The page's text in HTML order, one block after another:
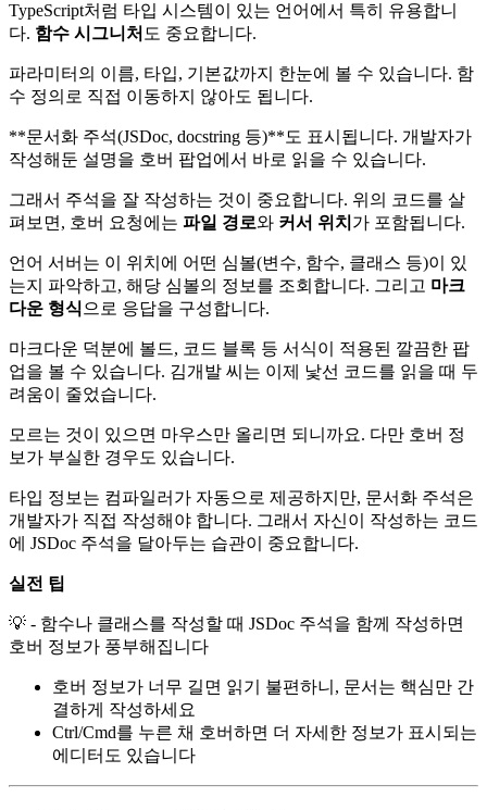
TypeScript처럼 타입 시스템이 있는 언어에서 특히 유용합니
다. 함수 시그니처 도 중요합니다.
파라미터의 이름, 타입, 기본값까지 한눈에 볼 수 있습니다. 함
수 정의로 직접 이동하지 않아도 됩니다.
**문서화 주석(JSDoc, docstring 등)**도 표시됩니다. 개발자가
작성해둔 설명을 호버 팝업에서 바로 읽을 수 있습니다.
그래서 주석을 잘 작성하는 것이 중요합니다. 위의 코드를 살
펴보면, 호버 요청에는 파일 경로와 커서 위치 가 포함됩니다.
언어 서버는 이 위치에 어떤 심볼(변수, 함수, 클래스 등)이 있
는지 파악하고, 해당 심볼의 정보를 조회합니다. 그리고 마크
다운 형식 으로 응답을 구성합니다.
마크다운 덕분에 볼드, 코드 블록 등 서식이 적용된 깔끔한 팝
업을 볼 수 있습니다. 김개발 씨는 이제 낯선 코드를 읽을 때 두
려움이 줄었습니다.
모르는 것이 있으면 마우스만 올리면 되니까요. 다만 호버 정
보가 부실한 경우도 있습니다.
타입 정보는 컴파일러가 자동으로 제공하지만, 문서화 주석은
개발자가 직접 작성해야 합니다. 그래서 자신이 작성하는 코드
에 JSDoc 주석을 달아두는 습관이 중요합니다.
실전 팁
💡 - 함수나 클래스를 작성할 때 JSDoc 주석을 함께 작성하면
호버 정보가 풍부해집니다
호버 정보가 너무 길면 읽기 불편하니, 문서는 핵심만 간
결하게 작성하세요
Ctrl/Cmd를 누른 채 호버하면 더 자세한 정보가 표시되는
에디터도 있습니다